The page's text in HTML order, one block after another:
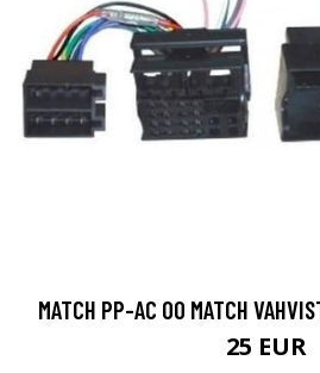
MATCH PP-AC 00 MATCH
25 EUR